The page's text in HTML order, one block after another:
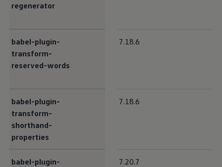
regenerator
babel-plugin-
transform-
reserved-words
7.18.6
babel-plugin-
transform-
shorthand-
properties
7.18.6
babel-plugin-
7.20.7